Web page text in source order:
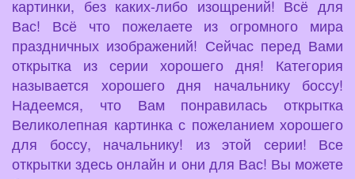
картинки, без каких-либо изощрений! Всё для
Вас! Всё что пожелаете из огромного мира
праздничных изображений! Сейчас перед Вами
открытка из серии хорошего дня! Категория
называется хорошего дня начальнику боссу!
Надеемся, что Вам понравилась открытка
Великолепная картинка с пожеланием хорошего
для боссу, начальнику! из этой серии! Все
открытки здесь онлайн и они для Вас! Вы можете